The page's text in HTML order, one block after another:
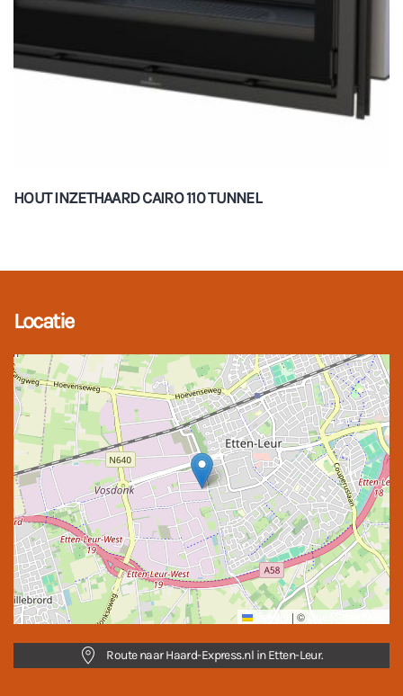
HOUT INZETHAARD CAIRO 110 TUNNEL
Locatie
| ©
Route naar Haard-Express.nl in Etten-Leur.